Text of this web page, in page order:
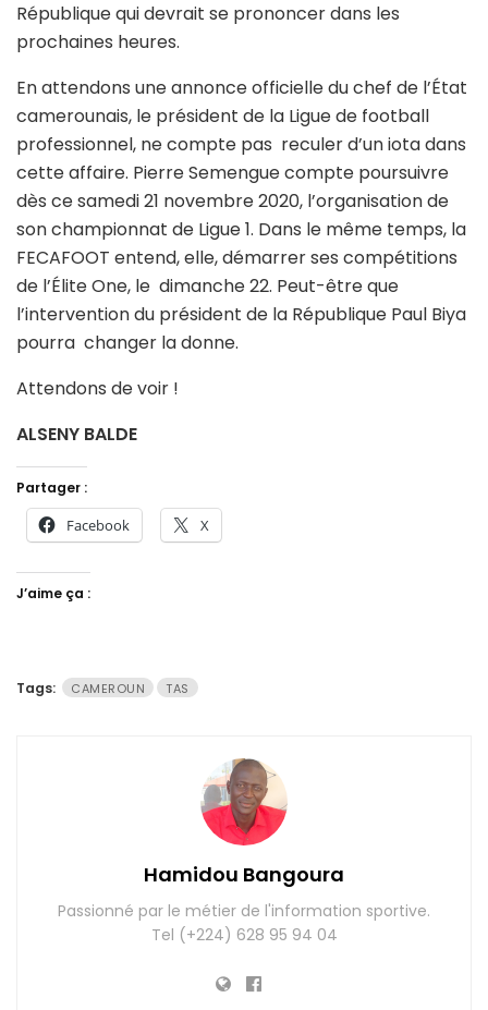
République qui devrait se prononcer dans les
prochaines heures.
En attendons une annonce officielle du chef de l’État
camerounais, le président de la Ligue de football
professionnel, ne compte pas reculer d’un iota dans
cette affaire. Pierre Semengue compte poursuivre
dès ce samedi 21 novembre 2020, l’organisation de
son championnat de Ligue 1. Dans le même temps, la
FECAFOOT entend, elle, démarrer ses compétitions
de l’Élite One, le dimanche 22. Peut-être que
l’intervention du président de la République Paul Biya
pourra changer la donne.
Attendons de voir !
ALSENY BALDE
Partager :
Facebook X
J’aime ça :
Tags: CAMEROUN TAS
Hamidou Bangoura
Passionné par le métier de l'information sportive.
Tel (+224) 628 95 94 04